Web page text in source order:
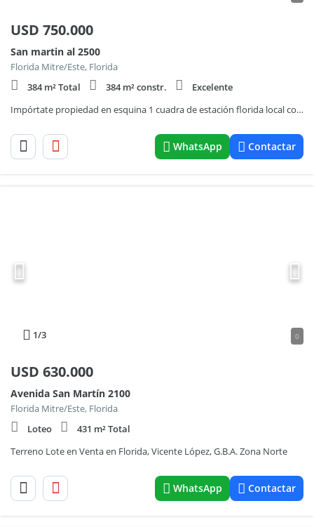
USD 750.000
San martin al 2500
Florida Mitre/Este, Florida
384 m² Total
384 m² constr.
Excelente
Impórtate propiedad en esquina 1 cuadra de estación florida local comercial con PH vivienda.
WhatsApp Contactar
1/3 0
USD 630.000
Avenida San Martín 2100
Florida Mitre/Este, Florida
Loteo
431 m² Total
Terreno Lote en Venta en Florida, Vicente López, G.B.A. Zona Norte
WhatsApp Contactar